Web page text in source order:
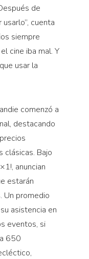
de
cuenta
siempre
cine iba mal. Y
usar la
comenzó a
destacando
clásicas. Bajo
anuncian
estarán
Un promedio
asistencia en
eventos, si
650